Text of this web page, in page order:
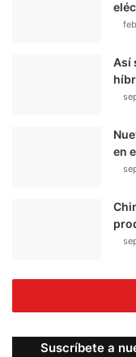
Así
en
Suscríbete a